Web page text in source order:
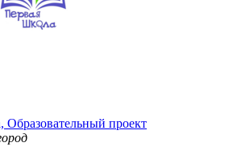
Образовательный проект